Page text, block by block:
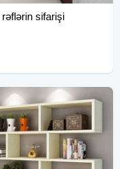
rəflərin sifarişi